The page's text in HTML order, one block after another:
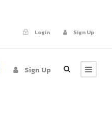
Login
Sign Up
Sign Up